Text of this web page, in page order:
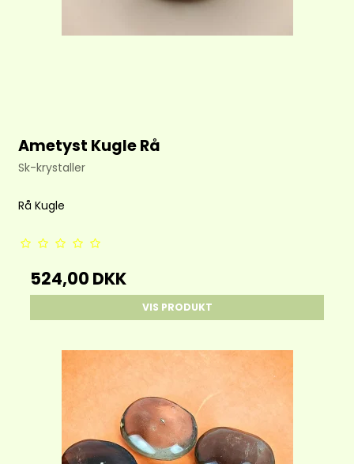
Ametyst Kugle Rå
Sk-krystaller
Rå Kugle
524,00 DKK
VIS PRODUKT